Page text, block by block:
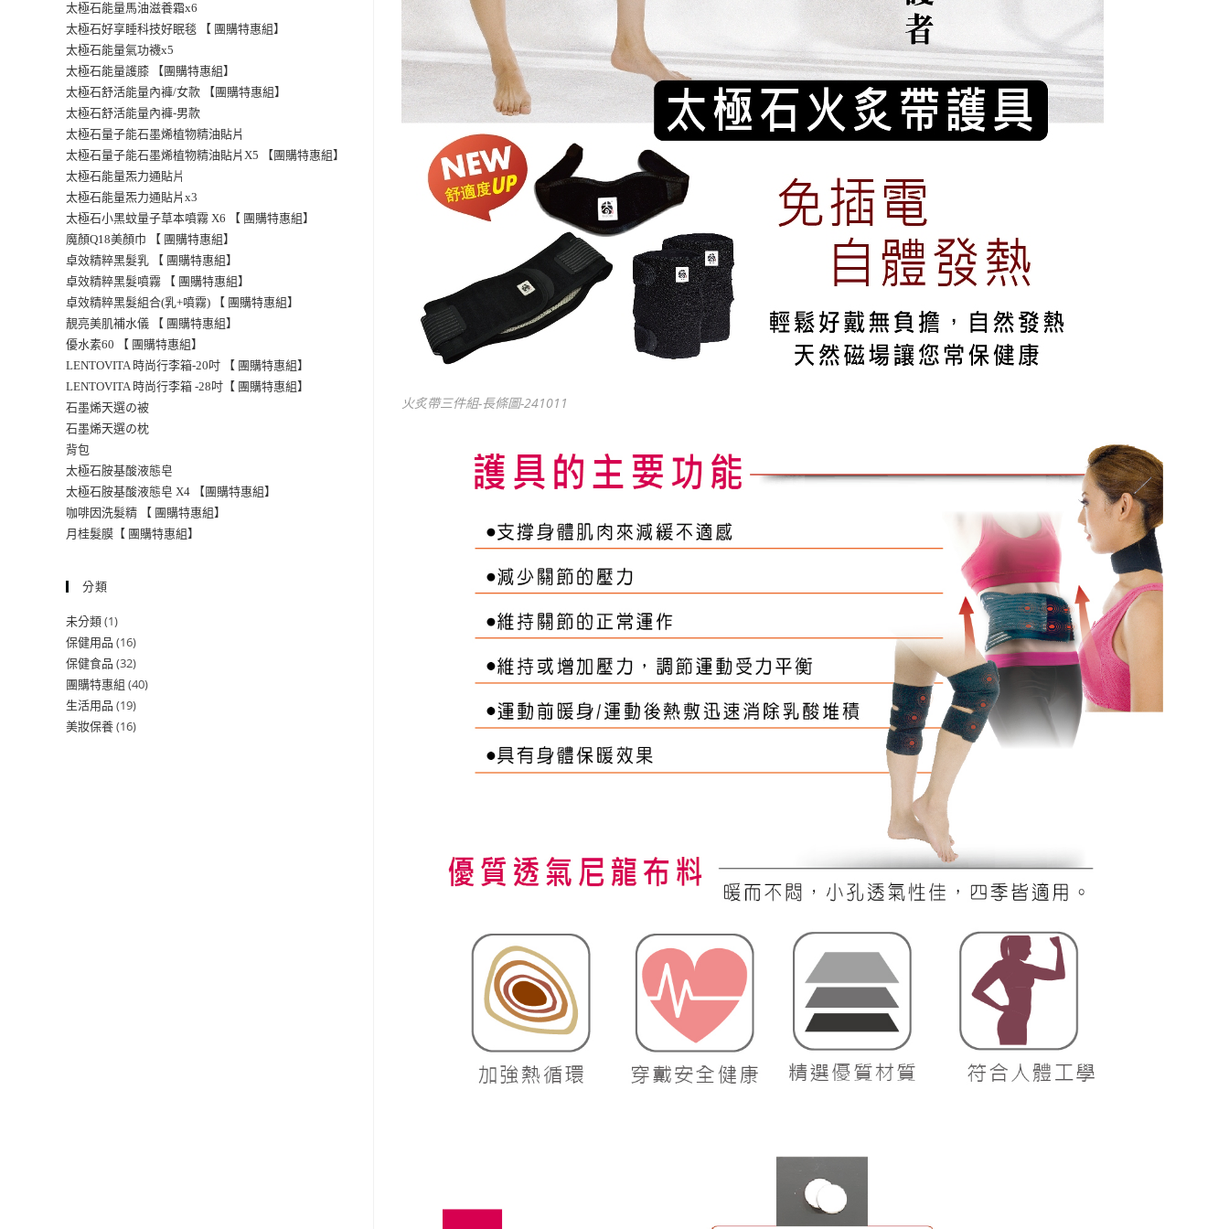
火炙帶三件組-長條圖-241011
太極石能量馬油滋養霜x6
太極石好享睡科技好眠毯 【 團購特惠組】
太極石能量氣功襪x5
太極石能量護膝 【團購特惠組】
太極石舒活能量內褲/女款 【團購特惠組】
太極石舒活能量內褲-男款
太極石量子能石墨烯植物精油貼片
太極石量子能石墨烯植物精油貼片X5 【團購特惠組】
太極石能量炁力通貼片
太極石能量炁力通貼片x3
太極石小黑蚊量子草本噴霧 X6 【 團購特惠組】
魔顏Q18美顏巾 【 團購特惠組】
卓效精粹黑髮乳 【 團購特惠組】
卓效精粹黑髮噴霧 【 團購特惠組】
卓效精粹黑髮組合(乳+噴霧) 【 團購特惠組】
靚亮美肌補水儀 【 團購特惠組】
優水素60 【 團購特惠組】
LENTOVITA 時尚行李箱-20吋 【 團購特惠組】
LENTOVITA 時尚行李箱 -28吋【 團購特惠組】
石墨烯天選の被
石墨烯天選の枕
背包
太極石胺基酸液態皂
太極石胺基酸液態皂 X4 【團購特惠組】
咖啡因洗髮精 【 團購特惠組】
月桂髮膜【 團購特惠組】
分類
未分類 1
保健用品 16
保健食品 32
團購特惠組 40
生活用品 19
美妝保養 16